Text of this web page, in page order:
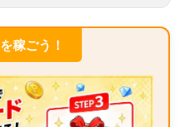
稼ごう！